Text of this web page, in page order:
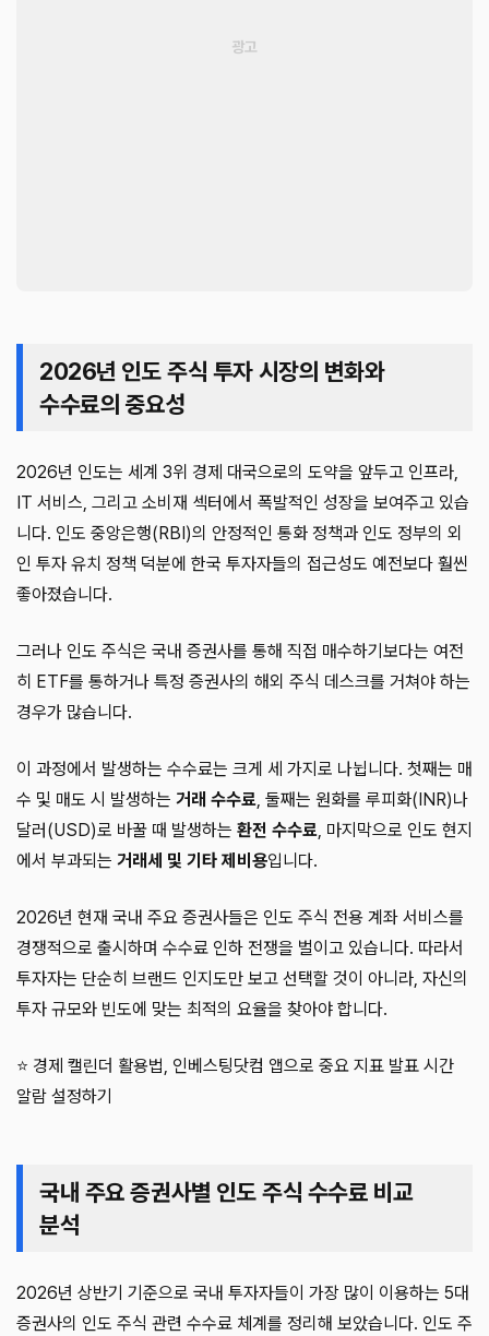
2026년 인도 주식 투자 시장의 변화와
수수료의 중요성
2026년 인도는 세계 3위 경제 대국으로의 도약을 앞두고 인프라,
IT 서비스, 그리고 소비재 섹터에서 폭발적인 성장을 보여주고 있습
니다. 인도 중앙은행(RBI)의 안정적인 통화 정책과 인도 정부의 외
인 투자 유치 정책 덕분에 한국 투자자들의 접근성도 예전보다 훨씬
좋아졌습니다.
그러나 인도 주식은 국내 증권사를 통해 직접 매수하기보다는 여전
히 ETF를 통하거나 특정 증권사의 해외 주식 데스크를 거쳐야 하는
경우가 많습니다.
이 과정에서 발생하는 수수료는 크게 세 가지로 나뉩니다. 첫째는 매
수 및 매도 시 발생하는 거래 수수료, 둘째는 원화를 루피화(INR)나
달러(USD)로 바꿀 때 발생하는 환전 수수료, 마지막으로 인도 현지
에서 부과되는 거래세 및 기타 제비용입니다.
2026년 현재 국내 주요 증권사들은 인도 주식 전용 계좌 서비스를
경쟁적으로 출시하며 수수료 인하 전쟁을 벌이고 있습니다. 따라서
투자자는 단순히 브랜드 인지도만 보고 선택할 것이 아니라, 자신의
투자 규모와 빈도에 맞는 최적의 요율을 찾아야 합니다.
⭐ 경제 캘린더 활용법, 인베스팅닷컴 앱으로 중요 지표 발표 시간
알람 설정하기
국내 주요 증권사별 인도 주식 수수료 비교
분석
2026년 상반기 기준으로 국내 투자자들이 가장 많이 이용하는 5대
증권사의 인도 주식 관련 수수료 체계를 정리해 보았습니다. 인도 주